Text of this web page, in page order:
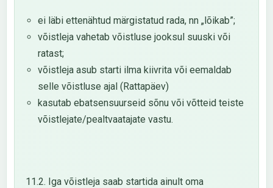
ei läbi ettenähtud märgistatud rada, nn „lõikab”;
võistleja vahetab võistluse jooksul suuski või
ratast;
võistleja asub starti ilma kiivrita või eemaldab
selle võistluse ajal (Rattapäev)
kasutab ebatsensuurseid sõnu või võtteid teiste
võistlejate/pealtvaatajate vastu.
11.2. Iga võistleja saab startida ainult oma